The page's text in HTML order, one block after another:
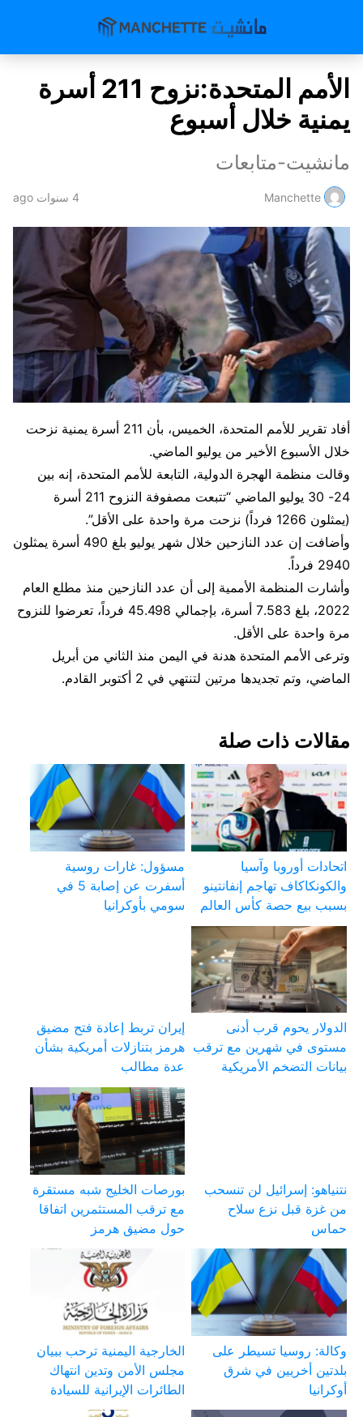
الأمم المتحدة:نزوح 211 أسرة
يمنية خلال أسبوع
مانشيت-متابعات
Manchette 4 سنوات ago
أفاد تقرير للأمم المتحدة، الخميس، بأن 211 أسرة يمنية نزحت
خلال الأسبوع الأخير من يوليو الماضي.
وقالت منظمة الهجرة الدولية، التابعة للأمم المتحدة، إنه بين
24- 30 يوليو الماضي “تتبعت مصفوفة النزوح 211 أسرة
(يمثلون 1266 فرداً) نزحت مرة واحدة على الأقل”.
وأضافت إن عدد النازحين خلال شهر يوليو بلغ 490 أسرة يمثلون
2940 فرداً.
وأشارت المنظمة الأممية إلى أن عدد النازحين منذ مطلع العام
2022، بلغ 7.583 أسرة، بإجمالي 45.498 فرداً، تعرضوا للنزوح
مرة واحدة على الأقل.
وترعى الأمم المتحدة هدنة في اليمن منذ الثاني من أبريل
الماضي، وتم تجديدها مرتين لتنتهي في 2 أكتوبر القادم.
مقالات ذات صلة
اتحادات أوروبا وآسيا
والكونكاكاف تهاجم إنفانتينو
بسبب بيع حصة كأس العالم
مسؤول: غارات روسية
أسفرت عن إصابة 5 في
سومي بأوكرانيا
الدولار يحوم قرب أدنى
مستوى في شهرين مع ترقب
بيانات التضخم الأمريكية
إيران تربط إعادة فتح مضيق
هرمز بتنازلات أمريكية بشأن
عدة مطالب
نتنياهو: إسرائيل لن تنسحب
من غزة قبل نزع سلاح
حماس
بورصات الخليج شبه مستقرة
مع ترقب المستثمرين اتفاقا
حول مضيق هرمز
وكالة: روسيا تسيطر على
بلدتين أخريين في شرق
أوكرانيا
الخارجية اليمنية ترحب ببيان
مجلس الأمن وتدين انتهاك
الطائرات الإيرانية للسيادة